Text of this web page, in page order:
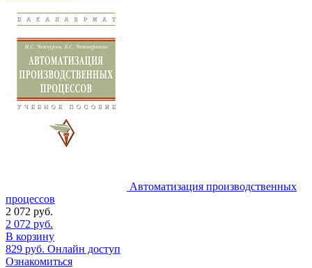
Автоматизация производственных
процессов
2 072 руб.
2 072 руб.
В корзину
829 руб. Онлайн доступ
Ознакомиться